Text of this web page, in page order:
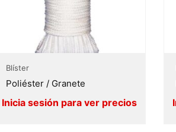
Blíster
Poliéster / Granete